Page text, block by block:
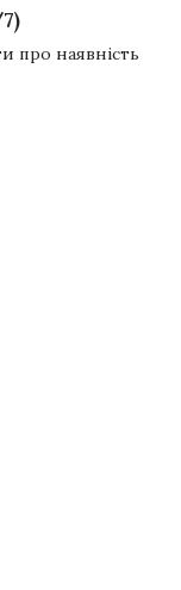
про наявність